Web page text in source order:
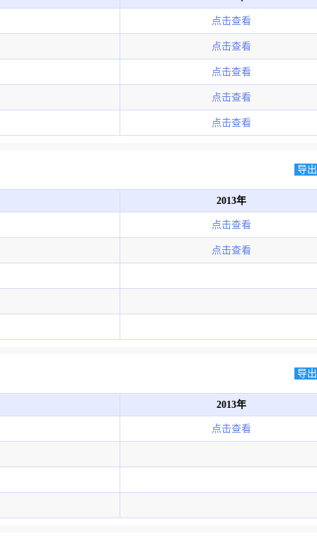
点击查看
点击查看
点击查看
点击查看
点击查看
导
2013年
点击查看
点击查看
导
2013年
点击查看